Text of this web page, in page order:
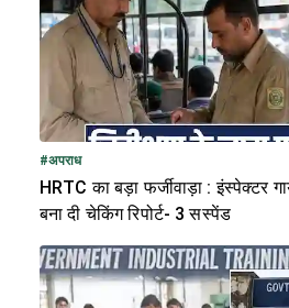
#अपराध
HRTC का बड़ा फर्जीवाड़ा : इंस्पेक्टर
बना दी चेकिंग रिपोर्ट- 3 सस्पेंड